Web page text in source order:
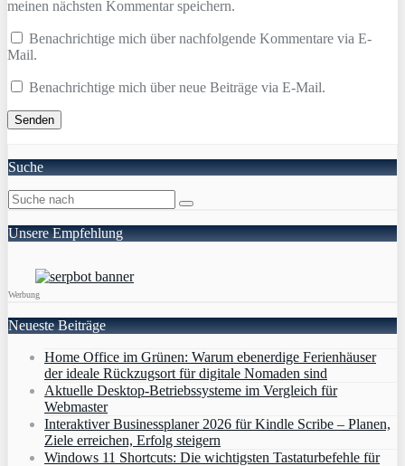
meinen nächsten Kommentar speichern.
Benachrichtige mich über nachfolgende Kommentare via E-
Mail.
Benachrichtige mich über neue Beiträge via E-Mail.
Suche
Unsere Empfehlung
Werbung
Neueste Beiträge
Home Office im Grünen: Warum ebenerdige Ferienhäuser
der ideale Rückzugsort für digitale Nomaden sind
Aktuelle Desktop-Betriebssysteme im Vergleich für
Webmaster
Interaktiver Businessplaner 2026 für Kindle Scribe – Planen,
Ziele erreichen, Erfolg steigern
Windows 11 Shortcuts: Die wichtigsten Tastaturbefehle für